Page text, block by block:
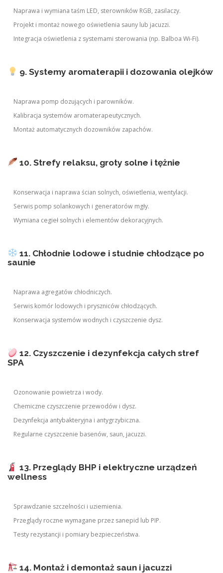
Naprawa i wymiana taśm LED, sterowników RGB, zasilaczy.
Projekt i montaż nowego oświetlenia sauny lub jacuzzi.
Integracja oświetlenia z systemami sterowania (np. Balboa Wi-Fi).
9. Systemy aromaterapii i dozowania olejków
Naprawa pomp dozujących i parowników.
Kalibracja systemów aromaterapeutycznych.
Montaż automatycznych dozowników zapachów.
10. Strefy relaksu, groty solne i tężnie
Konserwacja i naprawa ścian solnych, oświetlenia, wentylacji.
Serwis pomp solankowych i generatorów mgły.
Wymiana cegieł solnych i elementów dekoracyjnych.
11. Chłodnie lodowe i studnie chłodzące po
saunie
Naprawa agregatów chłodniczych.
Serwis komór lodowych i pryszniców chłodzących.
Konserwacja systemów wodnych i czyszczenie dysz.
12. Czyszczenie i dezynfekcja całych stref
SPA
Ozonowanie powietrza i wody.
Chemiczne czyszczenie przewodów i dysz.
Dezynfekcja antybakteryjna i antygrzybiczna.
Regularne czyszczenie basenów, saun, jacuzzi.
13. Przeglądy BHP i elektryczne urządzeń
wellness
Sprawdzanie szczelności i uziemienia.
Przeglądy roczne wymagane przez sanepid lub PIP.
Testy rezystancji i pomiary bezpieczeństwa.
14. Montaż i demontaż saun i jacuzzi